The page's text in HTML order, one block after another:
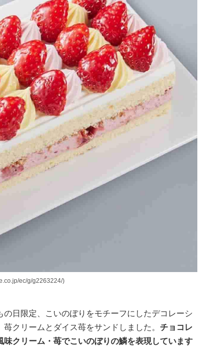
ec/g/g2263224/)
日限定、こいのぼりをモチーフにしたデコレーシ
クリームとダイス苺をサンドしました。 チョコレ
クリーム・苺でこいのぼりの鱗を表現しています